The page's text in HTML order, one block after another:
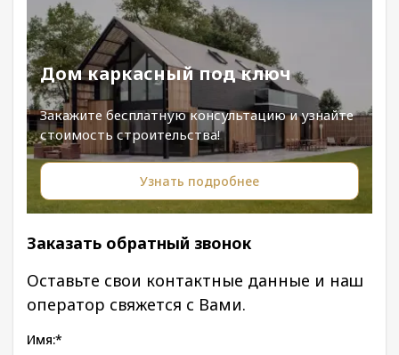
Дом каркасный под ключ
Закажите бесплатную консультацию и узнайте
стоимость строительства!
Узнать подробнее
Заказать обратный звонок
Оставьте свои контактные данные и наш
оператор свяжется с Вами.
Имя:*